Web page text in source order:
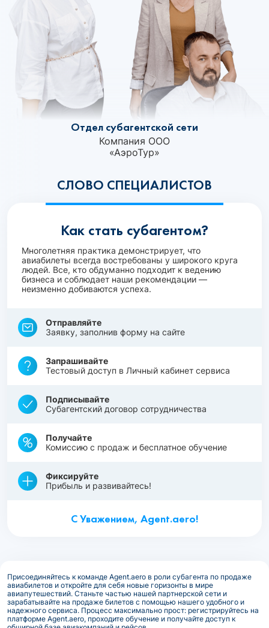
СЛОВО СПЕЦИАЛИСТОВ
Отдел субагентской сети
Компания ООО
«АэроТур»‎
Как стать субагентом?
Многолетняя практика демонстрирует, что
авиабилеты всегда востребованы у широкого круга
людей. Все, кто обдуманно подходит к ведению
бизнеса и соблюдает наши рекомендации —
неизменно добиваются успеха.
Отправляйте
Заявку, заполнив форму на сайте
Запрашивайте
Тестовый доступ в Личный кабинет сервиса
Подписывайте
Субагентский договор сотрудничества
Получайте
Комиссию с продаж и бесплатное обучение
Фиксируйте
Прибыль и развивайтесь!
С Уважением, Agent.aero!
Присоединяйтесь к команде Agent.aero в роли субагента по продаже
авиабилетов и откройте для себя новые горизонты в мире
авиапутешествий. Станьте частью нашей партнерской сети и
зарабатывайте на продаже билетов с помощью нашего удобного и
надежного сервиса. Процесс максимально прост: регистрируйтесь на
платформе Agent.aero, проходите обучение и получайте доступ к